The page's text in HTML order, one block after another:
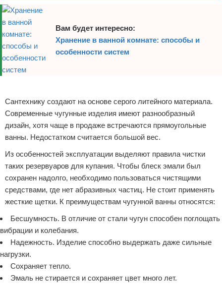
Вам будет интересно:
Хранение в ванной комнате: способы и
особенности систем
Сантехнику создают на основе серого литейного материала.
Современные чугунные изделия имеют разнообразный
дизайн, хотя чаще в продаже встречаются прямоугольные
ванны. Недостатком считается большой вес.
Из особенностей эксплуатации выделяют правила чистки
таких резервуаров для купания. Чтобы блеск эмали был
сохранен надолго, необходимо пользоваться чистящими
средствами, где нет абразивных частиц. Не стоит применять
жесткие щетки. К преимуществам чугунной ванны относятся:
Бесшумность. В отличие от стали чугун способен поглощать
вибрации и колебания.
Надежность. Изделие способно выдержать даже сильные
нагрузки.
Сохраняет тепло.
Эмаль не стирается и сохраняет цвет много лет.